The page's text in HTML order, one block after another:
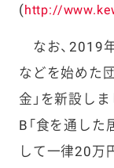
(http://
なお、2019
などを始めた
金」を新設し
B「食を通した
して一律20万